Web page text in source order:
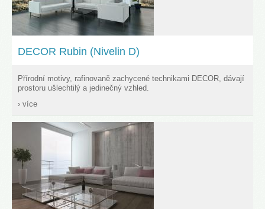
DECOR Rubin (Nivelin D)
Přírodní motivy, rafinovaně zachycené technikami DECOR, dávají
prostoru ušlechtilý a jedinečný vzhled.
› více